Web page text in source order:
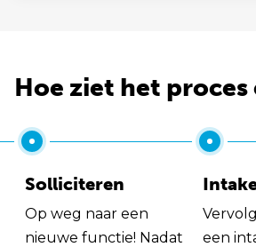
Hoe ziet het proces
Solliciteren
Op weg naar een
nieuwe functie! Nadat
een